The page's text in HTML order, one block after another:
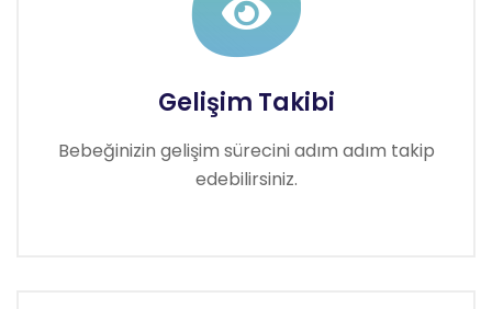
Gelişim Takibi
Bebeğinizin gelişim sürecini adım adım takip
edebilirsiniz.